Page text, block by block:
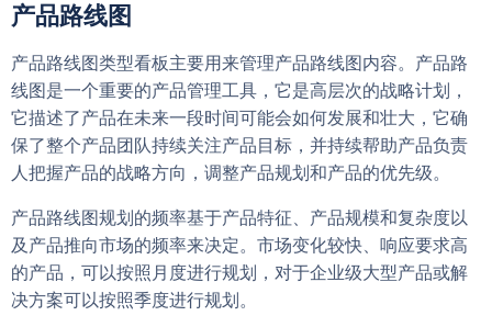
产品路线图
产品路线图类型看板主要用来管理产品路线图内容。产品路
线图是一个重要的产品管理工具，它是高层次的战略计划，
它描述了产品在未来一段时间可能会如何发展和壮大，它确
保了整个产品团队持续关注产品目标，并持续帮助产品负责
人把握产品的战略方向，调整产品规划和产品的优先级。
产品路线图规划的频率基于产品特征、产品规模和复杂度以
及产品推向市场的频率来决定。市场变化较快、响应要求高
的产品，可以按照月度进行规划，对于企业级大型产品或解
决方案可以按照季度进行规划。